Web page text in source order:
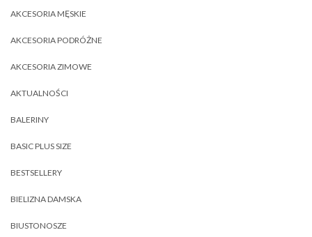
AKCESORIA MĘSKIE
AKCESORIA PODRÓŻNE
AKCESORIA ZIMOWE
AKTUALNOŚCI
BALERINY
BASIC PLUS SIZE
BESTSELLERY
BIELIZNA DAMSKA
BIUSTONOSZE